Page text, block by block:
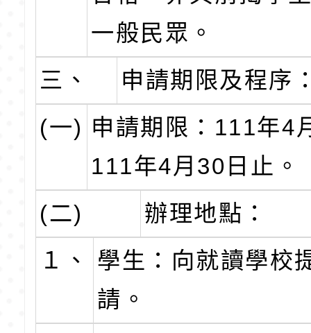
一般民眾。
三、
申請期限及程序
(一) 申請期限：111年4
111年4月30日止。
(二)
辦理地點：
１、
學生：向就讀學校
請。